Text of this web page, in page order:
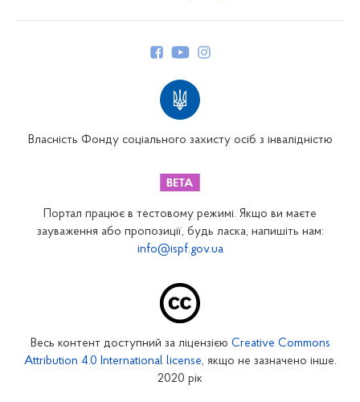
Закарпатське відділення
Запорізьке відділення
Кіровоградське відділення
Власність Фонду соціального захисту осіб з інвалідністю
Портал працює в тестовому режимі. Якщо ви маєте
зауваження або пропозиції, будь ласка, напишіть нам:
info@ispf.gov.ua
Весь контент доступний за ліцензією Creative Commons
Attribution 4.0 International license, якщо не зазначено інше.
2020 рік